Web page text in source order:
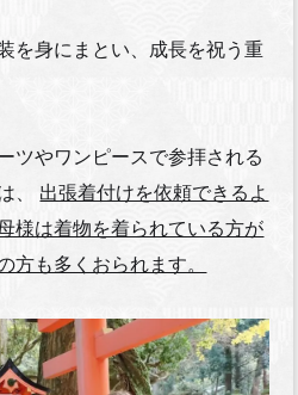
を身にまとい、成長を祝う重
ツやワンピースで参拝される
、 出張着付けを依頼できるよ
様は着物を着られている方が
方も多くおられます。